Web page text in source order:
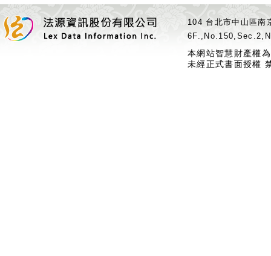
104 台北市中山區
本網站智慧財產權
未經正式書面授權